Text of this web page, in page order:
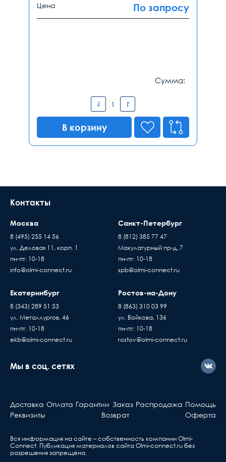
Цена По запросу
Сумма:
В корзину
Контакты
Москва
8 (495) 255 14 56
ул. Деловая 11, корп. 1
пн-пт: 10-18
info@olmi-connect.ru
Санкт-Петербург
8 (812) 385 77 47
Макулатурный пр-д, 7
пн-пт: 10-18
spb@olmi-connect.ru
Екатеринбург
8 (343) 289 51 53
ул. Металлургов, 46
пн-пт: 10-18
ekb@olmi-connect.ru
Ростов-на-Дону
8 (863) 310 03 99
ул. Войкова, 136
пн-пт: 10-18
rostov@olmi-connect.ru
Мы в соц. сетях
Доставка Оплата Гарантии Заказ Распродажа Помощь
Реквизиты
Возврат Оферта
Вся информация на сайте – собственность компании Olmi-
Сonnect. Публикация материалов сайта Olmi-connect.ru без
разрешения запрещена.